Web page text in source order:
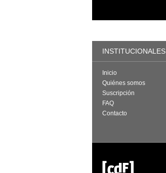
INSTITUCIONALES
Inicio
Quiénes somos
Suscripción
FAQ
Contacto